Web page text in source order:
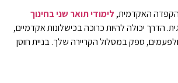
האקדמית, לימודי תואר שני בחינוך
הדרך יכולה להיות כרוכה בכישלונות אקדמיים,
ספק במסלול הקריירה שלך. בניית חוסן